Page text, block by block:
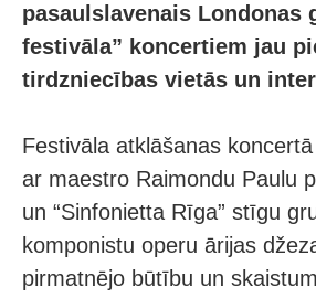
pasaulslavenais Londonas
festivāla” koncertiem jau
tirdzniecības vietās un
Festivāla atklāšanas
ar maestro Raimondu Paulu
un “Sinfonietta Rīga” stīgu
komponistu operu ārijas
pirmatnējo būtību un